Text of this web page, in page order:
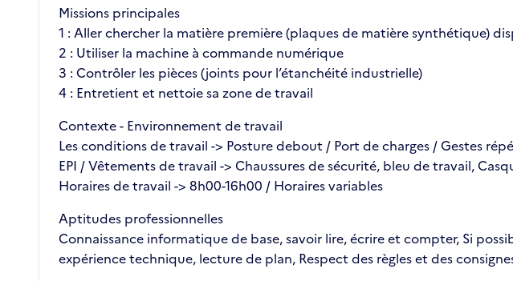
Missions principales
1 : Aller chercher la matière première (plaques de matière synthétique)
2 : Utiliser la machine à commande numérique
3 : Contrôler les pièces (joints pour l’étanchéité industrielle)
4 : Entretient et nettoie sa zone de travail
Contexte - Environnement de travail
Les conditions de travail -> Posture debout / Port de charges / Gestes
EPI / Vêtements de travail -> Chaussures de sécurité, bleu de travail,
Horaires de travail -> 8h00-16h00 / Horaires variables
Aptitudes professionnelles
Connaissance informatique de base, savoir lire, écrire et compter, Si
expérience technique, lecture de plan, Respect des règles et des